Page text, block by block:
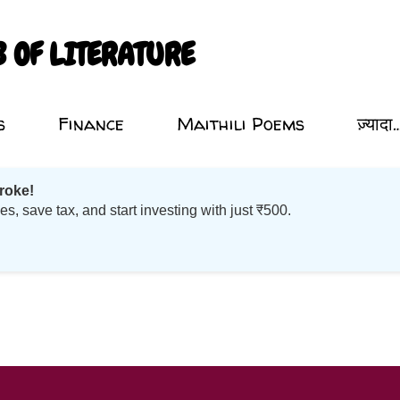
LITERATURE
Finance Maithili Poems
save tax, and start investing with just ₹500.